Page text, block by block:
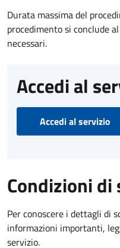
Durata massima del
procedimento si conclude
necessari.
Accedi al
Accedi al servizio
Condizioni di
Per conoscere i dettagli di
informazioni importanti,
servizio.